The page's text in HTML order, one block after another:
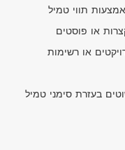
תווי טמיל
או פוסטים
או רשימות
בעזרת סימני טמיל